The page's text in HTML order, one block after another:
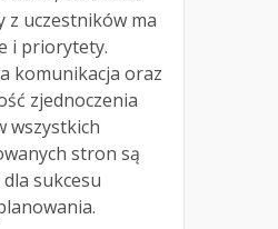
z uczestników ma
i priorytety.
komunikacja oraz
zjednoczenia
wszystkich
stron są
sukcesu